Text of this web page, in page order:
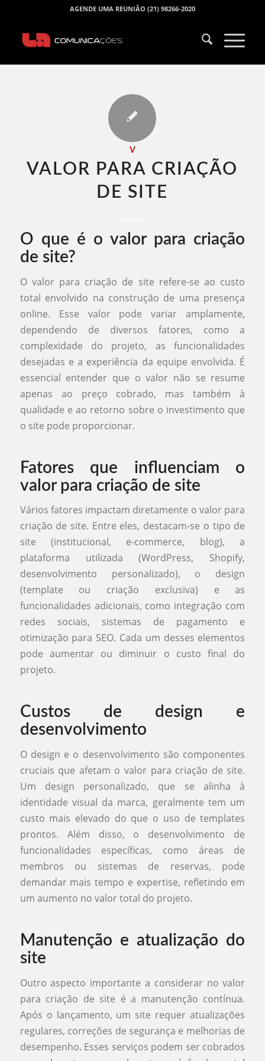
AGENDE UMA REUNIÃO (21) 98266-2020
V
VALOR PARA CRIAÇÃO
DE SITE​
O que é o valor para criação
de site?
O valor para criação de site refere-se ao custo
total envolvido na construção de uma presença
online. Esse valor pode variar amplamente,
dependendo de diversos fatores, como a
complexidade do projeto, as funcionalidades
desejadas e a experiência da equipe envolvida. É
essencial entender que o valor não se resume
apenas ao preço cobrado, mas também à
qualidade e ao retorno sobre o investimento que
o site pode proporcionar.
Fatores que influenciam o
valor para criação de site
Vários fatores impactam diretamente o valor para
criação de site. Entre eles, destacam-se o tipo de
site (institucional, e-commerce, blog), a
plataforma utilizada (WordPress, Shopify,
desenvolvimento personalizado), o design
(template ou criação exclusiva) e as
funcionalidades adicionais, como integração com
redes sociais, sistemas de pagamento e
otimização para SEO. Cada um desses elementos
pode aumentar ou diminuir o custo final do
projeto.
Custos de design e
desenvolvimento
O design e o desenvolvimento são componentes
cruciais que afetam o valor para criação de site.
Um design personalizado, que se alinha à
identidade visual da marca, geralmente tem um
custo mais elevado do que o uso de templates
prontos. Além disso, o desenvolvimento de
funcionalidades específicas, como áreas de
membros ou sistemas de reservas, pode
demandar mais tempo e expertise, refletindo em
um aumento no valor total do projeto.
Manutenção e atualização do
site
Outro aspecto importante a considerar no valor
para criação de site é a manutenção contínua.
Após o lançamento, um site requer atualizações
regulares, correções de segurança e melhorias de
desempenho. Esses serviços podem ser cobrados